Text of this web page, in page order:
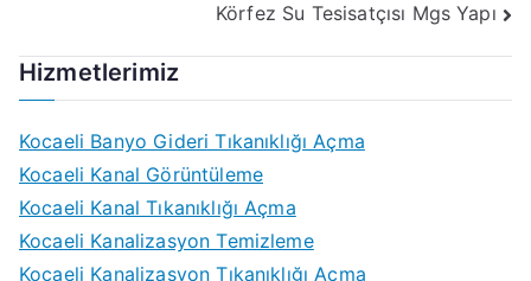
Körfez Su Tesisatçısı Mgs Yapı
Hizmetlerimiz
Kocaeli Banyo Gideri Tıkanıklığı Açma
Kocaeli Kanal Görüntüleme
Kocaeli Kanal Tıkanıklığı Açma
Kocaeli Kanalizasyon Temizleme
Kocaeli Kanalizasyon Tıkanıklığı Açma